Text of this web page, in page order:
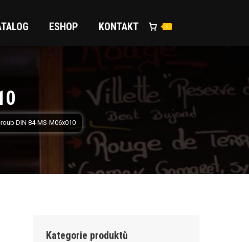
ESHOP KONTAKT 0
DIN 84-MS-M06x010
Kategorie produktů